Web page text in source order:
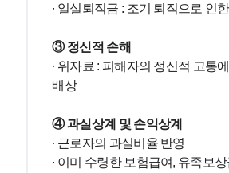
∙ 일실퇴직금 : 조기 퇴직으로 인
③ 정신적 손해
∙ 위자료 : 피해자의 정신적 고통
배상
④ 과실상계 및 손익상계
∙ 근로자의 과실비율 반영
∙ 이미 수령한 보험급여, 유족보상